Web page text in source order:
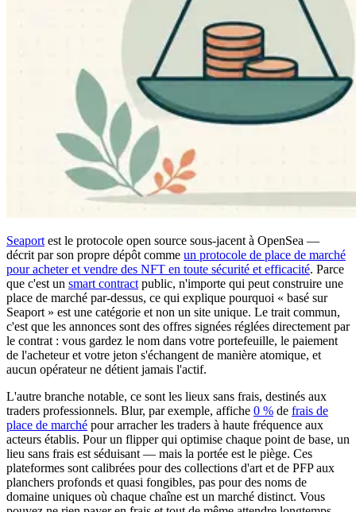
Seaport est le protocole open source sous-jacent à OpenSea —
décrit par son propre dépôt comme un protocole de place de marché
pour acheter et vendre des NFT en toute sécurité et efficacité. Parce
que c'est un smart contract public, n'importe qui peut construire une
place de marché par-dessus, ce qui explique pourquoi « basé sur
Seaport » est une catégorie et non un site unique. Le trait commun,
c'est que les annonces sont des offres signées réglées directement par
le contrat : vous gardez le nom dans votre portefeuille, le paiement
de l'acheteur et votre jeton s'échangent de manière atomique, et
aucun opérateur ne détient jamais l'actif.
L'autre branche notable, ce sont les lieux sans frais, destinés aux
traders professionnels. Blur, par exemple, affiche 0 % de frais de
place de marché pour arracher les traders à haute fréquence aux
acteurs établis. Pour un flipper qui optimise chaque point de base, un
lieu sans frais est séduisant — mais la portée est le piège. Ces
plateformes sont calibrées pour des collections d'art et de PFP aux
planchers profonds et quasi fongibles, pas pour des noms de
domaine uniques où chaque chaîne est un marché distinct. Vous